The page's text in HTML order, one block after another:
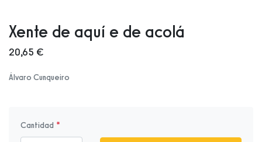
Xente de aquí e de acolá
20,65 €
Álvaro Cunqueiro
Cantidad